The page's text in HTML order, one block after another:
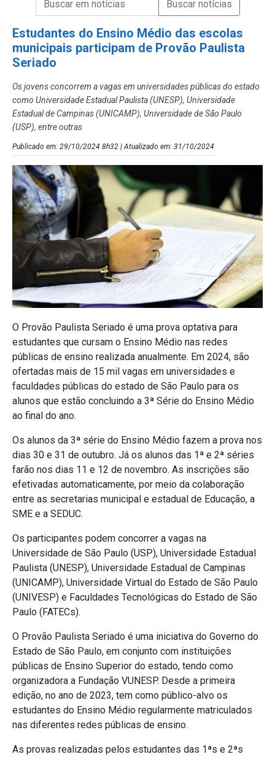
Estudantes do Ensino Médio das escolas
municipais participam de Provão Paulista
Seriado
Os jovens concorrem a vagas em universidades públicas do estado
como Universidade Estadual Paulista (UNESP), Universidade
Estadual de Campinas (UNICAMP), Universidade de São Paulo
(USP), entre outras
Publicado em: 29/10/2024 8h32 | Atualizado em: 31/10/2024
O Provão Paulista Seriado é uma prova optativa para
estudantes que cursam o Ensino Médio nas redes
públicas de ensino realizada anualmente. Em 2024, são
ofertadas mais de 15 mil vagas em universidades e
faculdades públicas do estado de São Paulo para os
alunos que estão concluindo a 3ª Série do Ensino Médio
ao final do ano.
Os alunos da 3ª série do Ensino Médio fazem a prova nos
dias 30 e 31 de outubro. Já os alunos das 1ª e 2ª séries
farão nos dias 11 e 12 de novembro. As inscrições são
efetivadas automaticamente, por meio da colaboração
entre as secretarias municipal e estadual de Educação, a
SME e a SEDUC.
Os participantes podem concorrer a vagas na
Universidade de São Paulo (USP), Universidade Estadual
Paulista (UNESP), Universidade Estadual de Campinas
(UNICAMP), Universidade Virtual do Estado de São Paulo
(UNIVESP) e Faculdades Tecnológicas do Estado de São
Paulo (FATECs).
O Provão Paulista Seriado é uma iniciativa do Governo do
Estado de São Paulo, em conjunto com instituições
públicas de Ensino Superior do estado, tendo como
organizadora a Fundação VUNESP. Desde a primeira
edição, no ano de 2023, tem como público-alvo os
estudantes do Ensino Médio regularmente matriculados
nas diferentes redes públicas de ensino.
As provas realizadas pelos estudantes das 1ªs e 2ªs